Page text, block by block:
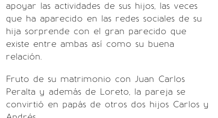
apoyar las actividades de sus hijos, las veces
que ha aparecido en las redes sociales de su
hija sorprende con el gran parecido que
existe entre ambas así como su buena
relación.
Fruto de su matrimonio con Juan Carlos
Peralta y además de Loreto, la pareja se
convirtió en papás de otros dos hijos Carlos y